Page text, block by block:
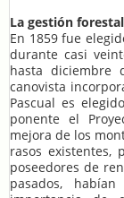
La gestión forestal
En 1859 fue
durante casi
hasta diciembre
canovista
Pascual es
ponente el
mejora de los
rasos existentes,
poseedores de
pasados,